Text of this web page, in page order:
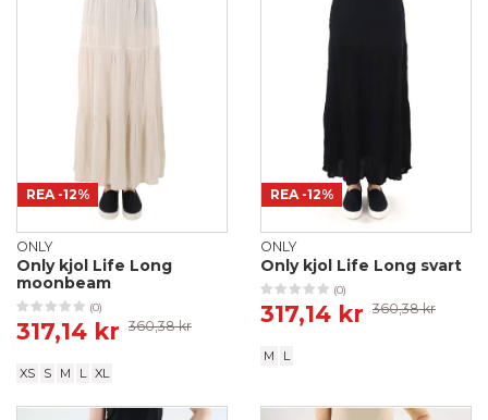
REA -12%
ONLY
Only kjol Life Long
moonbeam
(0)
317,14 kr 360,38 kr
XS S M L XL
REA -12%
ONLY
Only kjol Life Long svart
(0)
317,14 kr 360,38 kr
M L